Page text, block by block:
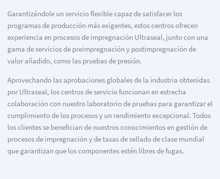
Garantizándole un servicio flexible capaz de satisfacer los
programas de producción más exigentes, estos centros ofrecen
experiencia en procesos de impregnación Ultraseal, junto con una
gama de servicios de preimpregnación y postimpregnación de
valor añadido, como las pruebas de presión.
Aprovechando las aprobaciones globales de la industria obtenidas
por Ultraseal, los centros de servicio funcionan en estrecha
colaboración con nuestro laboratorio de pruebas para garantizar el
cumplimiento de los procesos y un rendimiento excepcional. Todos
los clientes se benefician de nuestros conocimientos en gestión de
procesos de impregnación y de tasas de sellado de clase mundial
que garantizan que los componentes estén libres de fugas.